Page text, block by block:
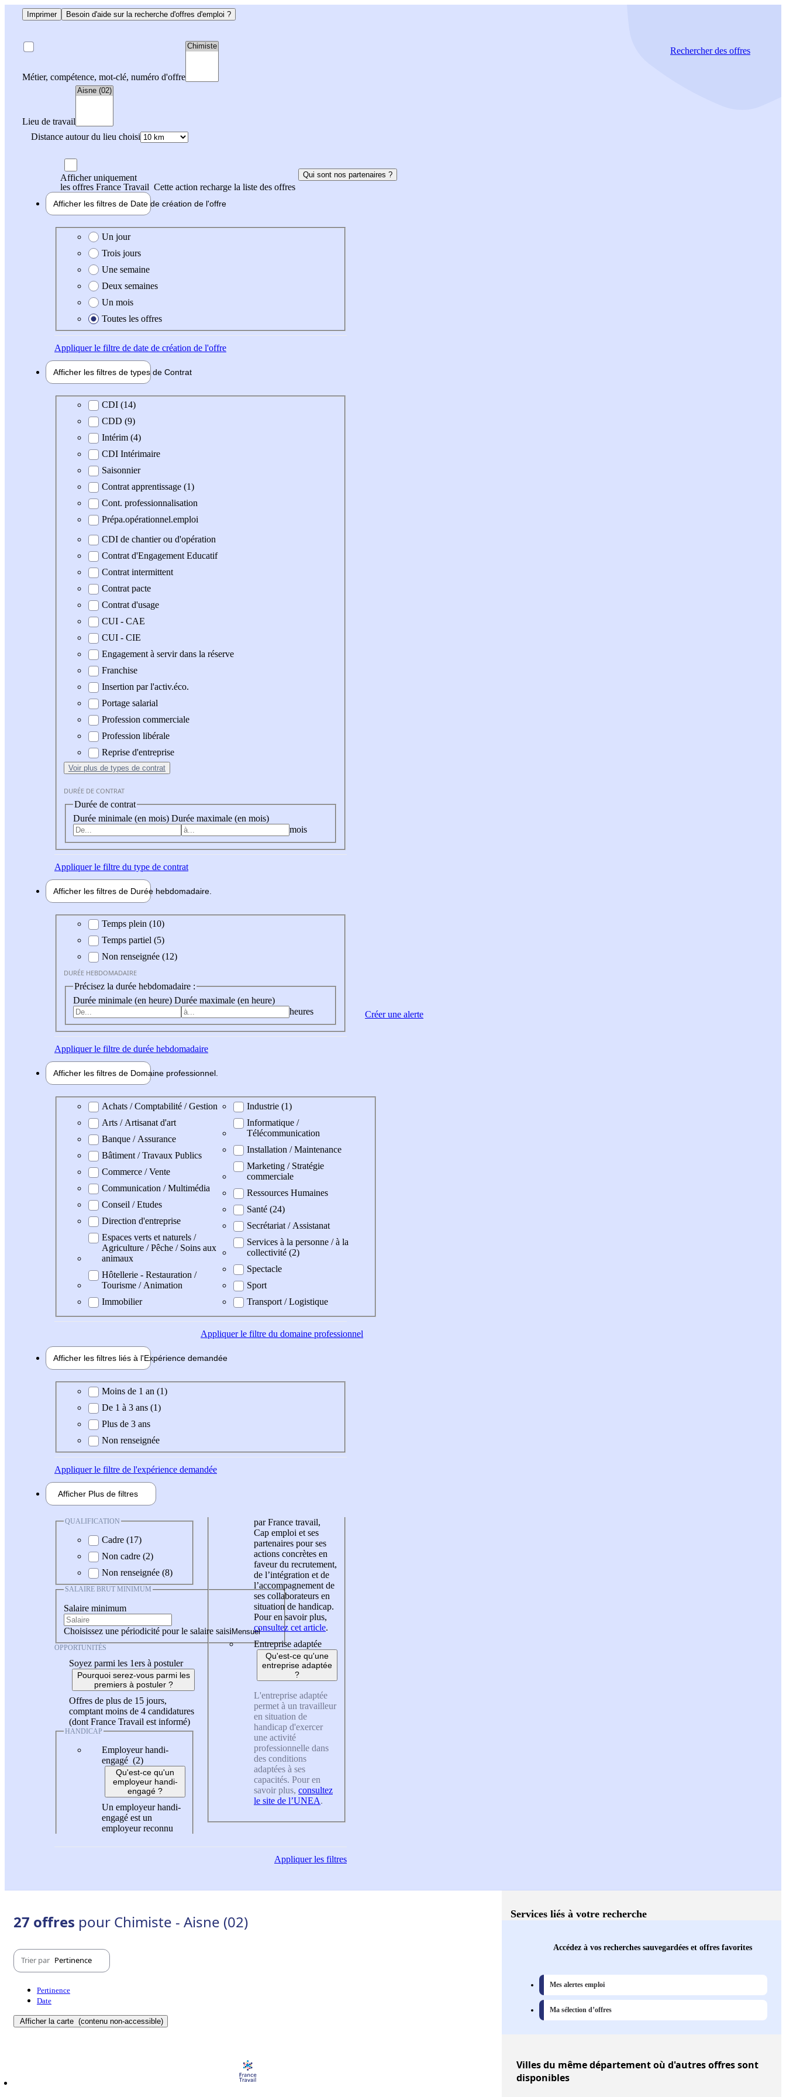
Imprimer Besoin d'aide sur la recherche d'offres d'emploi ?
Métier, compétence, mot-clé, numéro d'offre
Lieu de travail
Distance autour du lieu choisi
Rechercherdes offres
Afficher uniquement
les offres France Travail Cette action recharge la liste des offres
Qui sont nos partenaires ?
Afficher les filtres de Date de création de l'offre
Date de création de l'offre
Un jour
Trois jours
Une semaine
Deux semaines
Un mois
Toutes les offres
Appliquerle filtre de date de création de l'offre
Afficher les filtres de types de Contrat
Type de contratCDI (14)
CDD (9)
Intérim (4)
CDI Intérimaire
Saisonnier
Contrat apprentissage (1)
Cont. professionnalisation
Prépa.opérationnel.emploi
CDI de chantier ou d'opération
Contrat d'Engagement Educatif
Contrat intermittent
Contrat pacte
Contrat d'usage
CUI - CAE
CUI - CIE
Engagement à servir dans la réserve
Franchise
Insertion par l'activ.éco.
Portage salarial
Profession commerciale
Profession libérale
Reprise d'entreprise
Voir plus de types de contrat
DURÉE DE CONTRAT
Durée de contrat
Durée minimale (en mois) Durée maximale (en mois)
mois
Appliquerle filtre du type de contrat
Afficher les filtres de Durée hebdomadaire
Durée hebdomadaire
Temps plein (10)
Temps partiel (5)
Non renseignée (12)
DURÉE HEBDOMADAIRE
Précisez la durée hebdomadaire :
Durée minimale (en heure) Durée maximale (en heure)
heures
Appliquerle filtre de durée hebdomadaire
Afficher les filtres de Domaine professionnel
Domaine professionel
Achats / Comptabilité / Gestion
Arts / Artisanat d'art
Banque / Assurance
Bâtiment / Travaux Publics
Commerce / Vente
Communication / Multimédia
Conseil / Etudes
Direction d'entreprise
Espaces verts et naturels /
Agriculture / Pêche / Soins aux
animaux
Hôtellerie - Restauration /
Tourisme / Animation
Immobilier
Industrie (1)
Informatique /
Télécommunication
Installation / Maintenance
Marketing / Stratégie
commerciale
Ressources Humaines
Santé (24)
Secrétariat / Assistanat
Services à la personne / à la
collectivité (2)
Spectacle
Sport
Transport / Logistique
Appliquerle filtre du domaine professionnel
Afficher les filtres liés à l'Expérience demandée
Expérience demandée
Moins de 1 an (1)
De 1 à 3 ans (1)
Plus de 3 ans
Non renseignée
Appliquerle filtre de l'expérience demandée
Afficher Plus de filtres
QUALIFICATION
Cadre (17)
Non cadre (2)
Non renseignée (8)
SALAIRE BRUT MINIMUM
Salaire minimum
Choisissez une périodicité pour le salaire saisi
OPPORTUNITÉS
Soyez parmi les 1ers à postuler
Pourquoi serez-vous parmi les
premiers à postuler ?
Offres de plus de 15 jours,
comptant moins de 4 candidatures
(dont France Travail est informé)
HANDICAP
Employeur handi-
engagé (2)
Qu'est-ce qu'un
employeur handi-
engagé ?
Un employeur handi-
engagé est un
employeur reconnu
par France travail,
Cap emploi et ses
partenaires pour ses
actions concrètes en
faveur du recrutement,
de l’intégration et de
l’accompagnement de
ses collaborateurs en
situation de handicap.
Pour en savoir plus,
consultez cet article.
Entreprise adaptée
Qu'est-ce qu'une
entreprise adaptée
?
L'entreprise adaptée
permet à un travailleur
en situation de
handicap d'exercer
une activité
professionnelle dans
des conditions
adaptées à ses
capacités. Pour en
savoir plus, consultez
le site de l’UNEA.
Appliquerles filtres
Créer une alerte
27 offres pour Chimiste - Aisne (02)
Trier par Pertinence
Pertinence
Date
Afficher la carte (contenu non-accessible)
Services liés à votre recherche
Accédez à vos recherches sauvegardées et offres favorites
Mes alertes emploi
Ma sélection d’offres
Villesdu même département où d'autres offres sont
disponibles